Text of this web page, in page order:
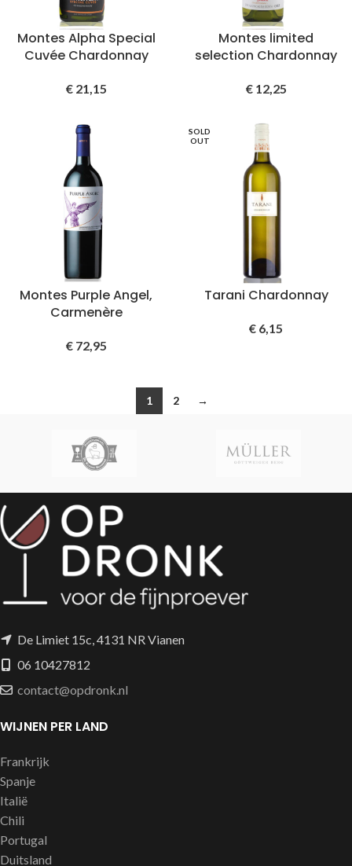
Montes Alpha Special
Cuvée Chardonnay
€21,15
Montes limited
selection Chardonnay
€12,25
Montes Purple Angel,
Carmenère
€72,95
SOLD
OUT
Tarani Chardonnay
€ 6,15
1 2 →
De Limiet 15c, 4131 NR Vianen
06 10427812
contact@opdronk.nl
WIJNEN PER LAND
Frankrijk
Spanje
Italië
Chili
Portugal
Duitsland